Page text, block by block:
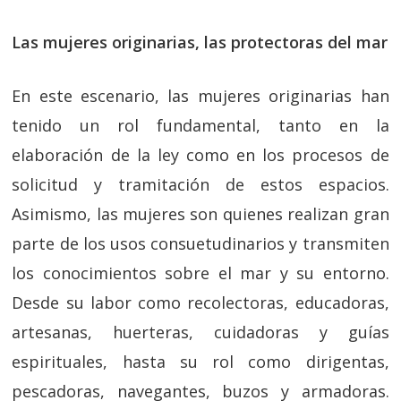
Las mujeres originarias, las protectoras del mar
En este escenario, las mujeres originarias han
tenido un rol fundamental, tanto en la
elaboración de la ley como en los procesos de
solicitud y tramitación de estos espacios.
Asimismo, las mujeres son quienes realizan gran
parte de los usos consuetudinarios y transmiten
los conocimientos sobre el mar y su entorno.
Desde su labor como recolectoras, educadoras,
artesanas, huerteras, cuidadoras y guías
espirituales, hasta su rol como dirigentas,
pescadoras, navegantes, buzos y armadoras.